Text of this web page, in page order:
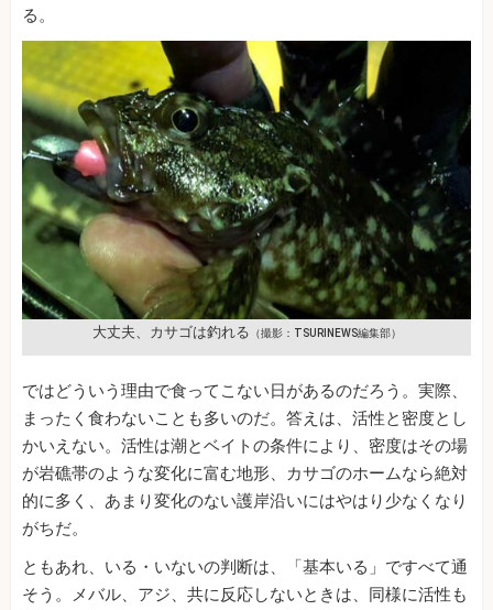
る。
大丈夫、カサゴは釣れる （撮影：TSURINEWS編集部）
ではどういう理由で食ってこない日があるのだろう。実際、
まったく食わないことも多いのだ。答えは、活性と密度とし
かいえない。活性は潮とベイトの条件により、密度はその場
が岩礁帯のような変化に富む地形、カサゴのホームなら絶対
的に多く、あまり変化のない護岸沿いにはやはり少なくなり
がちだ。
ともあれ、いる・いないの判断は、「基本いる」ですべて通
そう。メバル、アジ、共に反応しないときは、同様に活性も